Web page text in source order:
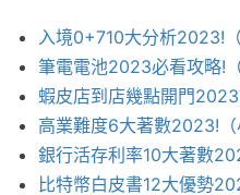
入境0+710大分析2023!（
筆電電池2023必看攻略!（
蝦皮店到店幾點開門
高業難度6大著數2023!（
銀行活存利率10大著數
比特幣白皮書12大優勢